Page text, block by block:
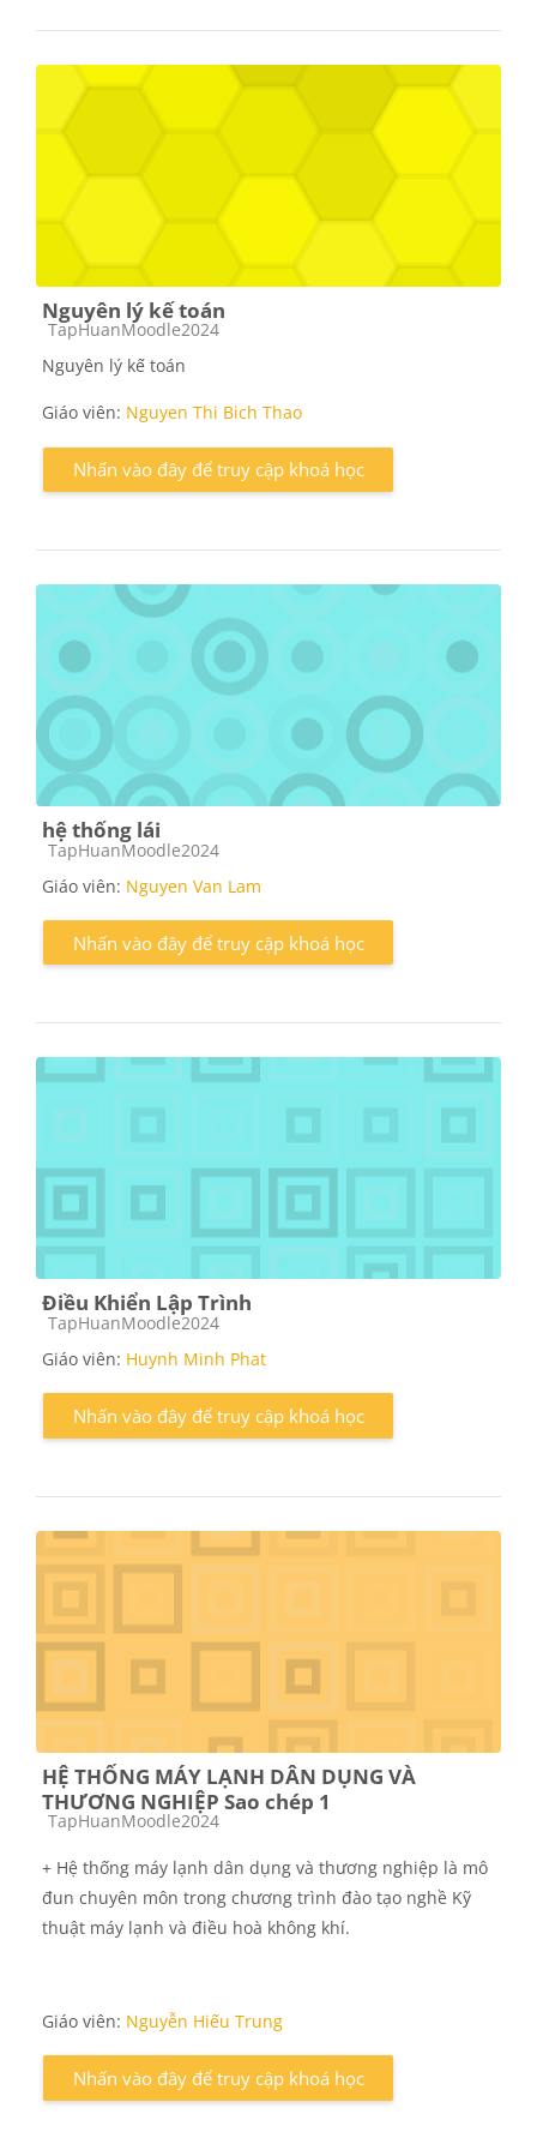
Nguyên lý kế toán
Các loại khóa học
TapHuanMoodle2024
Nguyên lý kế toán
Giáo viên: Nguyen Thi Bich Thao
Nhấn vào đây để truy cập khoá học
hệ thống lái
Các loại khóa học
TapHuanMoodle2024
Giáo viên: Nguyen Van Lam
Nhấn vào đây để truy cập khoá học
Điều Khiển Lập Trình
Các loại khóa học
TapHuanMoodle2024
Giáo viên: Huynh Minh Phat
Nhấn vào đây để truy cập khoá học
HỆ THỐNG MÁY LẠNH DÂN DỤNG VÀ
THƯƠNG NGHIỆP Sao chép 1
Các loại khóa học
TapHuanMoodle2024
+ Hệ thống máy lạnh dân dụng và thương nghiệp là mô
đun chuyên môn trong chư­ơng trình đào tạo nghề Kỹ
thuật máy lạnh và điều hoà không khí.
Giáo viên: Nguyễn Hiếu Trung
Nhấn vào đây để truy cập khoá học